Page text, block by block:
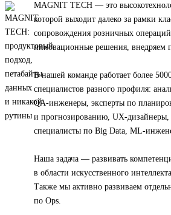
MAGNIT TECH — это
которой выходит далеко за рамки
сопровождения розничных
инновационные решения, внедряем
В нашей команде работает более
специалистов разного профиля:
QA-инженеры, эксперты по
и прогнозированию, UX-
специалисты по Big Data, ML-
Наша задача — развивать
в области искусственного
Также мы активно развиваем
по Ops.